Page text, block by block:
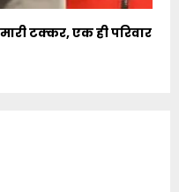
टक्कर, एक ही परिवार